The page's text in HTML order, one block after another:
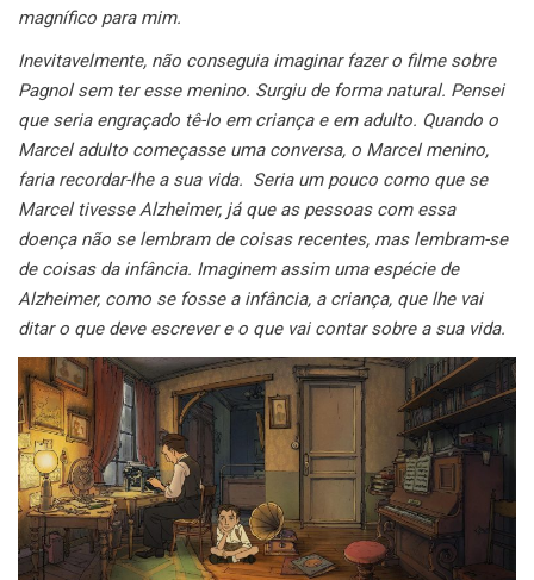
magnífico para mim.
Inevitavelmente, não conseguia imaginar fazer o filme sobre
Pagnol sem ter esse menino. Surgiu de forma natural. Pensei
que seria engraçado tê-lo em criança e em adulto. Quando o
Marcel adulto começasse uma conversa, o Marcel menino,
faria recordar-lhe a sua vida. Seria um pouco como que se
Marcel tivesse Alzheimer, já que as pessoas com essa
doença não se lembram de coisas recentes, mas lembram-se
de coisas da infância. Imaginem assim uma espécie de
Alzheimer, como se fosse a infância, a criança, que lhe vai
ditar o que deve escrever e o que vai contar sobre a sua vida.